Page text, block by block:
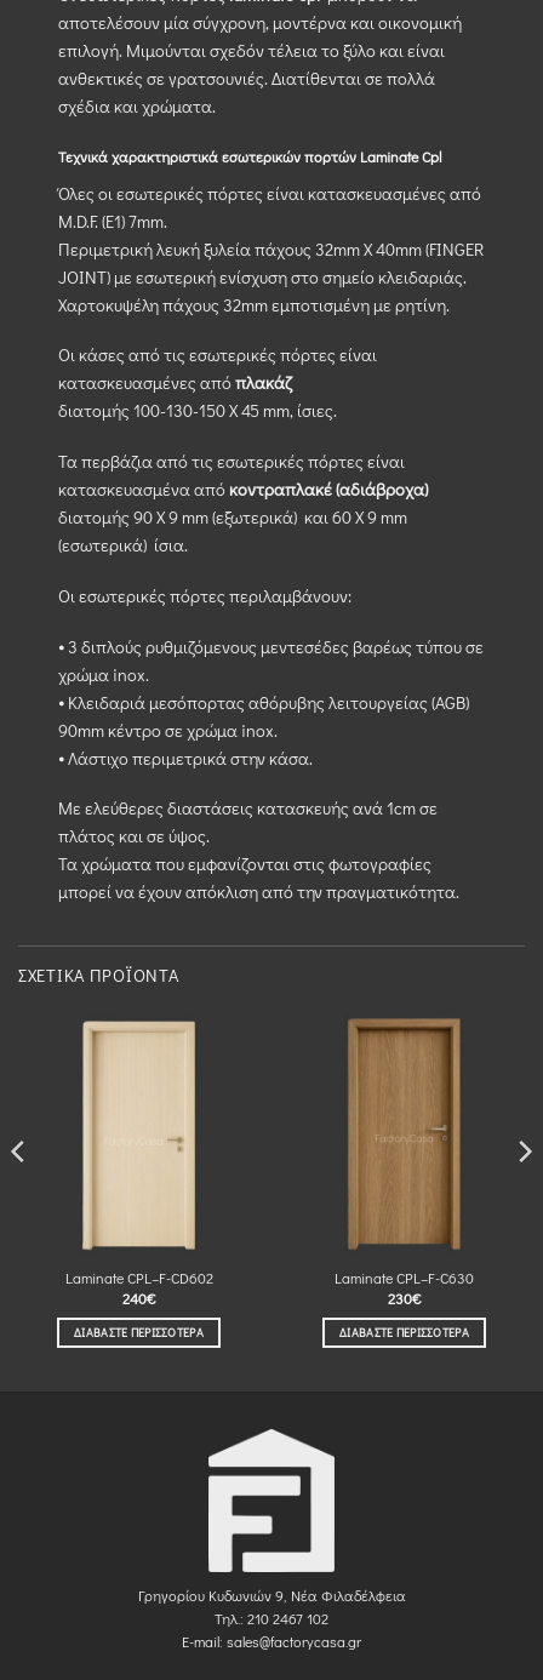
αποτελέσουν μία σύγχρονη, μοντέρνα και οικονομική
επιλογή. Μιμούνται σχεδόν τέλεια το ξύλο και είναι
ανθεκτικές σε γρατσουνιές. Διατίθενται σε πολλά
σχέδια και χρώματα.
Τεχνικά χαρακτηριστικά εσωτερικών πορτών Laminate Cpl
Όλες οι εσωτερικές πόρτες είναι κατασκευασμένες από
M.D.F. (Ε1) 7mm.
Περιμετρική λευκή ξυλεία πάχους 32mm X 40mm (FINGER
JOINT) με εσωτερική ενίσχυση στο σημείο κλειδαριάς.
Χαρτοκυψέλη πάχους 32mm εμποτισμένη με ρητίνη.
Οι κάσες από τις εσωτερικές πόρτες είναι
κατασκευασμένες απόπλακάζ
διατομής 100-130-150 Χ 45 mm, ίσιες.
Τα περβάζια από τις εσωτερικές πόρτες είναι
κατασκευασμένα από κοντραπλακέ (αδιάβροχα)
διατομής 90 Χ 9 mm (εξωτερικά) και 60 Χ 9 mm
(εσωτερικά) ίσια.
Οι εσωτερικές πόρτες περιλαμβάνουν:
⦁ 3 διπλούς ρυθμιζόμενους μεντεσέδες βαρέως τύπου σε
χρώμα inox.
⦁ Κλειδαριά μεσόπορτας αθόρυβης λειτουργείας (AGB)
90mm κέντρο σε χρώμα inox.
⦁ Λάστιχο περιμετρικά στην κάσα.
Με ελεύθερες διαστάσεις κατασκευής ανά 1cm σε
πλάτος και σε ύψος.
Τα χρώματα που εμφανίζονται στις φωτογραφίες
μπορεί να έχουν απόκλιση από την πραγματικότητα.
ΣΧΕΤΙΚΆ ΠΡΟΪΌΝΤΑ
Laminate CPL–F-CD602
240€
ΔΙΑΒΆΣΤΕ ΠΕΡΙΣΣΌΤΕΡΑ
Laminate CPL–F-C630
230€
ΔΙΑΒΆΣΤΕ ΠΕΡΙΣΣΌΤΕΡΑ
Γρηγορίου Κυδωνιών 9, Νέα Φιλαδέλφεια
Τηλ.: 210 2467 102
E-mail: sales@factorycasa.gr